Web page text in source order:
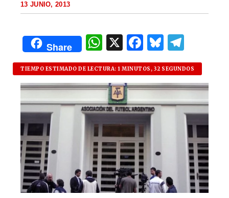
13 JUNIO, 2013
Share
W
h
at
s
A
p
p
X F
a
c
e
b
o
o
k
B
lu
es
k
y
el
e
g
ra
m
TIEMPO ESTIMADO DE LECTURA: 1 MINUTOS, 32 SEGUNDOS